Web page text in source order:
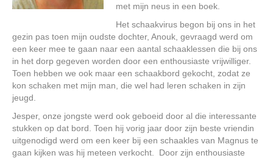
met mijn neus in een boek.
Het schaakvirus begon bij ons in het
gezin pas toen mijn oudste dochter, Anouk, gevraagd werd om
een keer mee te gaan naar een aantal schaaklessen die bij ons
in het dorp gegeven worden door een enthousiaste vrijwilliger.
Toen hebben we ook maar een schaakbord gekocht, zodat ze
kon schaken met mijn man, die wel had leren schaken in zijn
jeugd.
Jesper, onze jongste werd ook geboeid door al die interessante
stukken op dat bord. Toen hij vorig jaar door zijn beste vriendin
uitgenodigd werd om een keer bij een schaakles van Magnus te
gaan kijken was hij meteen verkocht. Door zijn enthousiaste